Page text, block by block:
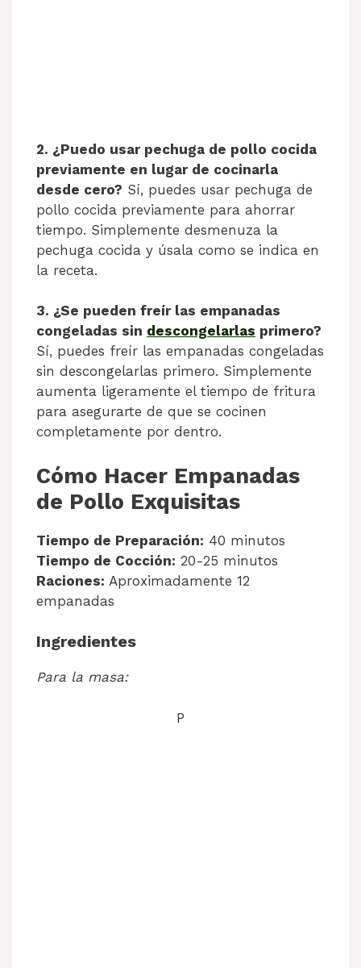
2. ¿Puedo usar pechuga de pollo cocida
previamente en lugar de cocinarla
desde cero? Sí, puedes usar pechuga de
pollo cocida previamente para ahorrar
tiempo. Simplemente desmenuza la
pechuga cocida y úsala como se indica en
la receta.
3. ¿Se pueden freír las empanadas
congeladas sin descongelarlas primero?
Sí, puedes freír las empanadas congeladas
sin descongelarlas primero. Simplemente
aumenta ligeramente el tiempo de fritura
para asegurarte de que se cocinen
completamente por dentro.
Cómo Hacer Empanadas
de Pollo Exquisitas
Tiempo de Preparación: 40 minutos
Tiempo de Cocción: 20-25 minutos
Raciones: Aproximadamente 12
empanadas
Ingredientes
Para la masa:
P